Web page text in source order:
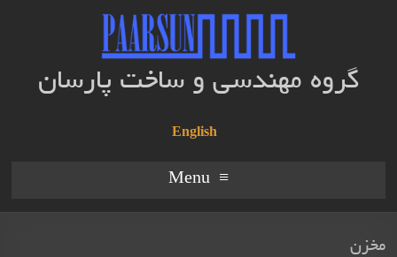
گروه مهندسی و ساخت پارسان
English
Menu
مخزن